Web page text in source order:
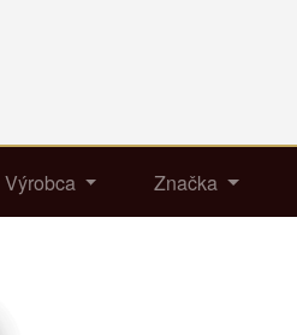
Výrobca Značka